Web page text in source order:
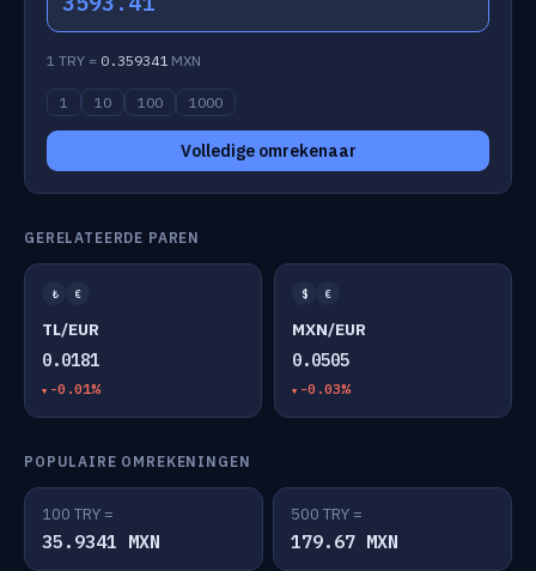
1 TRY = 0.359341 MXN
1 10 100 1000
Volledige omrekenaar
GERELATEERDE PAREN
₺ €
TL/EUR
0.0181
-0.01%
$ €
MXN/EUR
0.0505
-0.03%
POPULAIRE OMREKENINGEN
100 TRY =
35.9341 MXN
500 TRY =
179.67 MXN